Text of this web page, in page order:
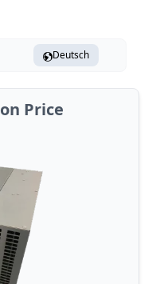
Deutsch
Price